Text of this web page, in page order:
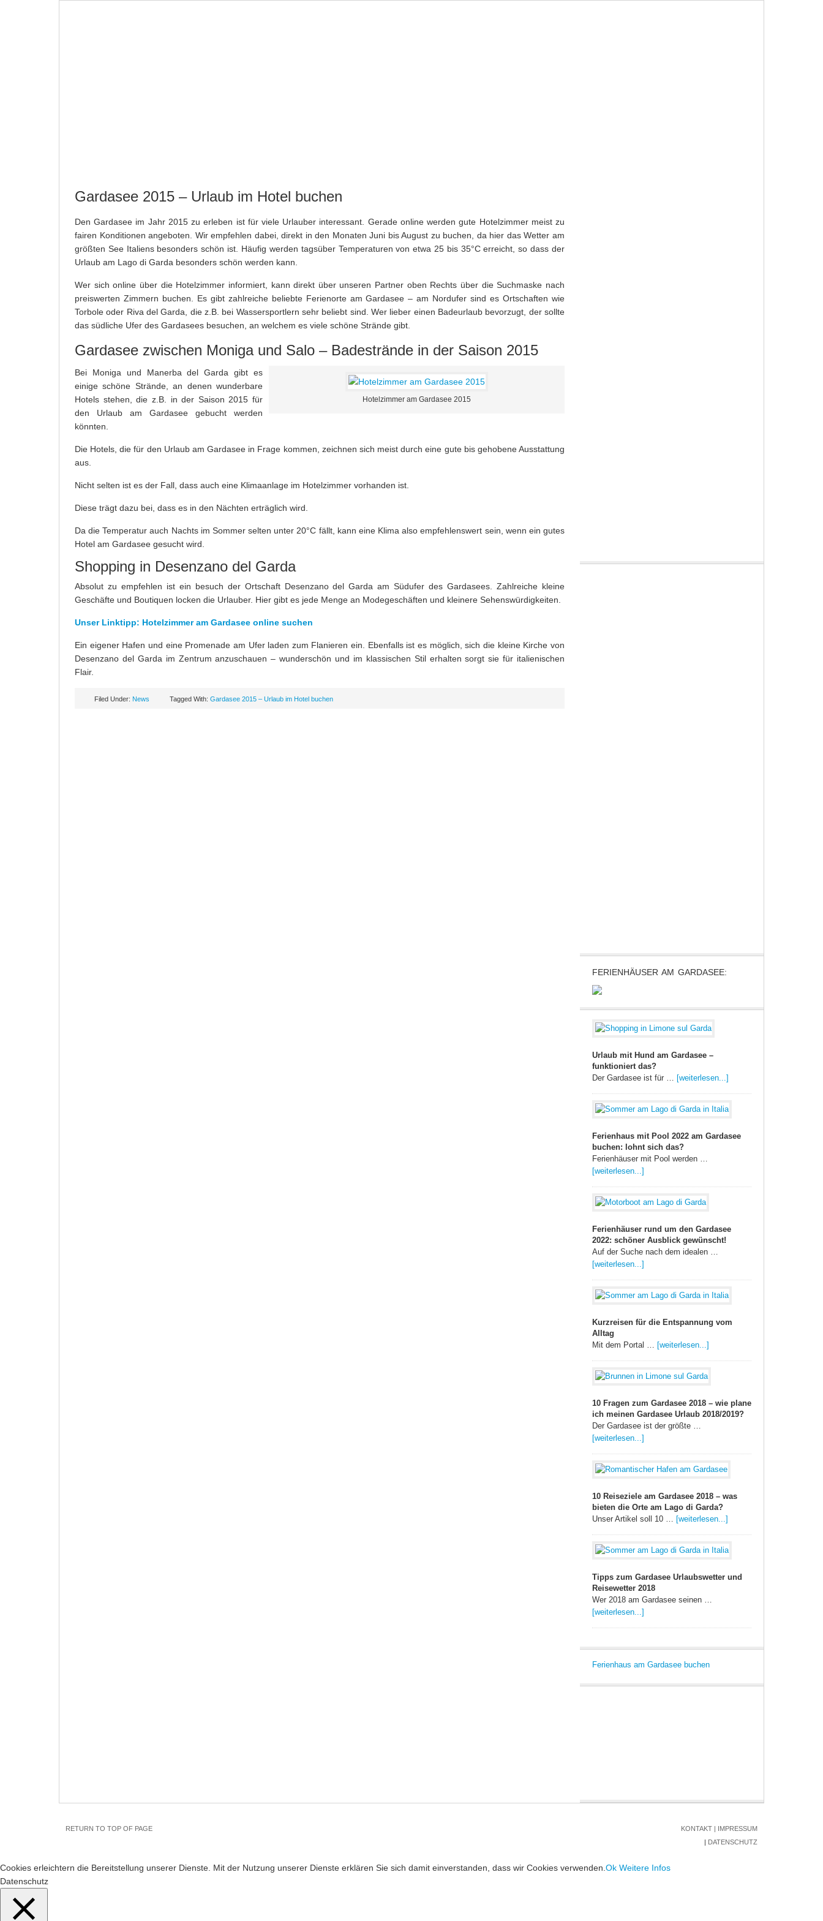
Gardasee 2015 – Urlaub im Hotel buchen
Den Gardasee im Jahr 2015 zu erleben ist für viele Urlauber interessant. Gerade online werden gute Hotelzimmer meist zu
fairen Konditionen angeboten. Wir empfehlen dabei, direkt in den Monaten Juni bis August zu buchen, da hier das Wetter am
größten See Italiens besonders schön ist. Häufig werden tagsüber Temperaturen von etwa 25 bis 35°C erreicht, so dass der
Urlaub am Lago di Garda besonders schön werden kann.
Wer sich online über die Hotelzimmer informiert, kann direkt über unseren Partner oben Rechts über die Suchmaske nach
preiswerten Zimmern buchen. Es gibt zahlreiche beliebte Ferienorte am Gardasee – am Nordufer sind es Ortschaften wie
Torbole oder Riva del Garda, die z.B. bei Wassersportlern sehr beliebt sind. Wer lieber einen Badeurlaub bevorzugt, der sollte
das südliche Ufer des Gardasees besuchen, an welchem es viele schöne Strände gibt.
Gardasee zwischen Moniga und Salo – Badestrände in der Saison 2015
Hotelzimmer am Gardasee 2015
Bei Moniga und Manerba del Garda gibt es
einige schöne Strände, an denen wunderbare
Hotels stehen, die z.B. in der Saison 2015 für
den Urlaub am Gardasee gebucht werden
könnten.
Die Hotels, die für den Urlaub am Gardasee in Frage kommen, zeichnen sich meist durch eine gute bis gehobene Ausstattung
aus.
Nicht selten ist es der Fall, dass auch eine Klimaanlage im Hotelzimmer vorhanden ist.
Diese trägt dazu bei, dass es in den Nächten erträglich wird.
Da die Temperatur auch Nachts im Sommer selten unter 20°C fällt, kann eine Klima also empfehlenswert sein, wenn ein gutes
Hotel am Gardasee gesucht wird.
Shopping in Desenzano del Garda
Absolut zu empfehlen ist ein besuch der Ortschaft Desenzano del Garda am Südufer des Gardasees. Zahlreiche kleine
Geschäfte und Boutiquen locken die Urlauber. Hier gibt es jede Menge an Modegeschäften und kleinere Sehenswürdigkeiten.
Unser Linktipp: Hotelzimmer am Gardasee online suchen
Ein eigener Hafen und eine Promenade am Ufer laden zum Flanieren ein. Ebenfalls ist es möglich, sich die kleine Kirche von
Desenzano del Garda im Zentrum anzuschauen – wunderschön und im klassischen Stil erhalten sorgt sie für italienischen
Flair.
Filed Under: News Tagged With: Gardasee 2015 – Urlaub im Hotel buchen
FERIENHÄUSER AM GARDASEE:
Urlaub mit Hund am Gardasee –
funktioniert das?
Der Gardasee ist für … [weiterlesen...]
Ferienhaus mit Pool 2022 am Gardasee
buchen: lohnt sich das?
Ferienhäuser mit Pool werden …
[weiterlesen...]
Ferienhäuser rund um den Gardasee
2022: schöner Ausblick gewünscht!
Auf der Suche nach dem idealen …
[weiterlesen...]
Kurzreisen für die Entspannung vom
Alltag
Mit dem Portal … [weiterlesen...]
10 Fragen zum Gardasee 2018 – wie plane
ich meinen Gardasee Urlaub 2018/2019?
Der Gardasee ist der größte …
[weiterlesen...]
10 Reiseziele am Gardasee 2018 – was
bieten die Orte am Lago di Garda?
Unser Artikel soll 10 … [weiterlesen...]
Tipps zum Gardasee Urlaubswetter und
Reisewetter 2018
Wer 2018 am Gardasee seinen …
[weiterlesen...]
Ferienhaus am Gardasee buchen
RETURN TO TOP OF PAGE KONTAKT | IMPRESSUM
| DATENSCHUTZ
Cookies erleichtern die Bereitstellung unserer Dienste. Mit der Nutzung unserer Dienste erklären Sie sich damit einverstanden, dass wir Cookies verwenden. Ok Weitere Infos
Datenschutz